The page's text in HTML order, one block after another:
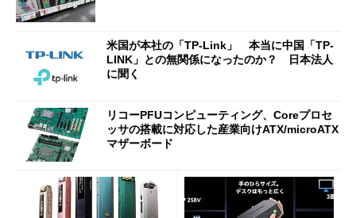
米国が本社の「TP-Link」 本当に中国「TP-
LINK」との無関係になったのか？ 日本法人
に聞く
リコーPFUコンピューティング、Coreプロセ
ッサの搭載に対応した産業向けATX/microATX
マザーボード